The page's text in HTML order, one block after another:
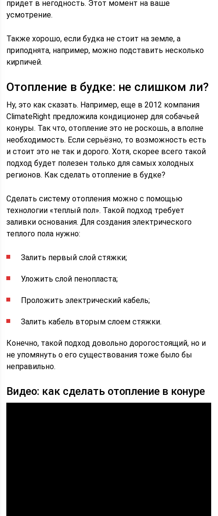
придет в негодность. Этот момент на ваше
усмотрение.
Также хорошо, если будка не стоит на земле, а
приподнята, например, можно подставить несколько
кирпичей.
Отопление в будке: не слишком ли?
Ну, это как сказать. Например, еще в 2012 компания
ClimateRight предложила кондиционер для собачьей
конуры. Так что, отопление это не роскошь, а вполне
необходимость. Если серьёзно, то возможность есть
и стоит это не так и дорого. Хотя, скорее всего такой
подход будет полезен только для самых холодных
регионов. Как сделать отопление в будке?
Сделать систему отопления можно с помощью
технологии «теплый пол». Такой подход требует
заливки основания. Для создания электрического
теплого пола нужно:
Залить первый слой стяжки;
Уложить слой пенопласта;
Проложить электрический кабель;
Залить кабель вторым слоем стяжки.
Конечно, такой подход довольно дорогостоящий, но и
не упомянуть о его существования тоже было бы
неправильно.
Видео: как сделать отопление в конуре